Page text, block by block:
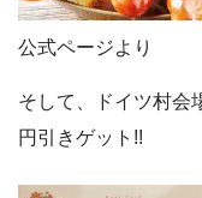
公式ページより
そして、ドイツ村会
円引きゲット!!